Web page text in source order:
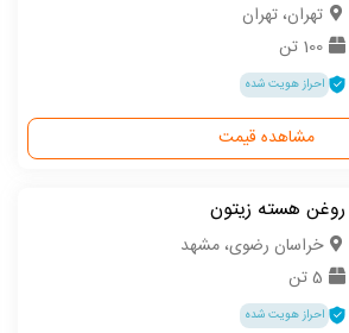
تهران، تهران
100 تن
احراز هویت شده
مشاهده قیمت
روغن هسته زیتون
خراسان رضوی، مشهد
5 تن
احراز هویت شده